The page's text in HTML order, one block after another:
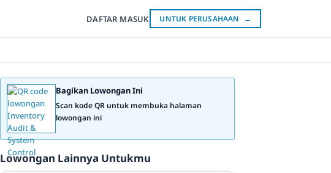
DAFTAR MASUK UNTUK PERUSAHAAN →
Bagikan Lowongan Ini
Scan kode QR untuk membuka halaman
lowongan ini
Lowongan Lainnya Untukmu